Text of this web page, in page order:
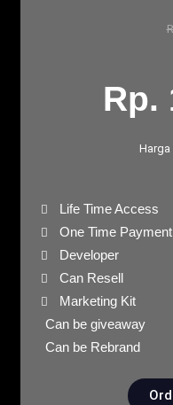
Rp.
Harga
Life Time Access
One Time Payment
Developer
Can Resell
Marketing Kit
Can be giveaway
Can be Rebrand